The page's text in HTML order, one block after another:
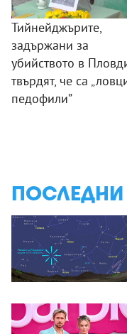
Тийнейджърите,
задържани за
убийството в
твърдят, че са
педофили”
ПОСЛЕДНИ